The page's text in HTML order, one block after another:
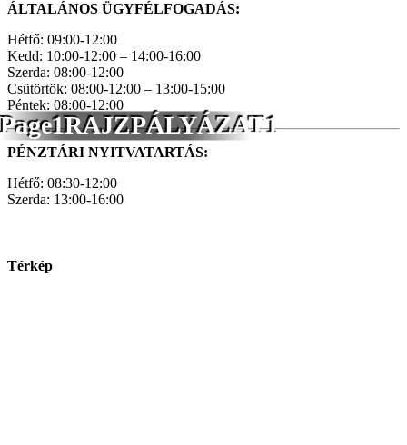
Page1RAJZPÁLYÁZAT1
ÁLTALÁNOS ÜGYFÉLFOGADÁS:
Hétfő: 09:00-12:00
Kedd: 10:00-12:00 – 14:00-16:00
Szerda: 08:00-12:00
Csütörtök: 08:00-12:00 – 13:00-15:00
Péntek: 08:00-12:00
PÉNZTÁRI NYITVATARTÁS:
Hétfő: 08:30-12:00
Szerda: 13:00-16:00
Térkép